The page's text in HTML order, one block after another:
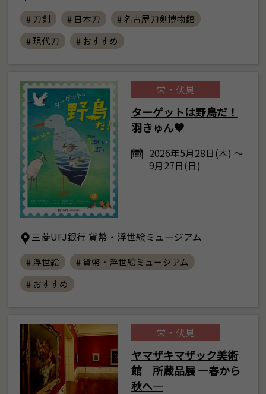
# 刀剣 # 日本刀
# 名古屋刀剣博物館
# 現代刀
# おすすめ
栄・伏見
ターゲットは野鳥だ！
羽きゅん♥
2026年5月28日(木) ～
9月27日(日)
三菱UFJ銀行 貨幣・浮世絵ミュージアム
# 浮世絵
# 貨幣・浮世絵ミュージアム
# おすすめ
栄・伏見
ヤマザキマザック美術
館 所蔵品展 ―春から
秋へ―